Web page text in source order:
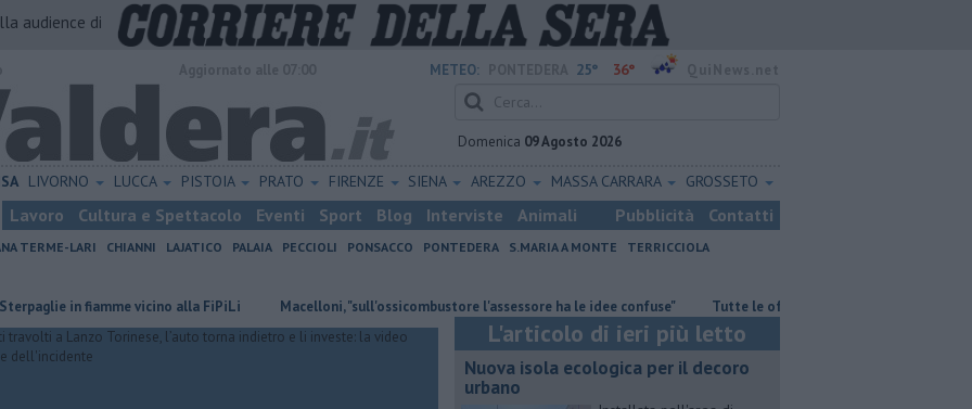
audience di
METEO: 25° 36°
Domenica 09 Agosto 2026
LIVORNO LUCCA PISTOIA PRATO FIRENZE SIENA AREZZO MASSA CARRARA GROSSETO
Lavoro Cultura e Spettacolo Eventi Sport Blog Interviste Animali Pubblicità Contatti
TERME-LARI CHIANNI LAJATICO PALAIA PECCIOLI PONSACCO PONTEDERA S.MARIA A MONTE
TERRICCIOLA
in fiamme vicino alla FiPiLi Macelloni, "sull'ossicombustore l'assessore ha le idee confuse" ​Tutte le offerte di lavoro in provincia di Pisa
L'articolo di ieri più letto
Nuova isola ecologica per il decoro
urbano